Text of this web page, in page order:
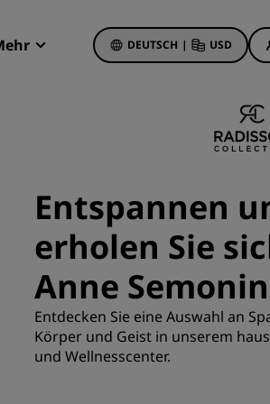
DEUTSCH | USD
Hotelangebote
Bonus für die erste
Deals of the Day
Im Voraus buchen
Unsere Angebote
Reisevorschläge
Entspannen
erholen Sie
Anne
Entdecken Sie eine Auswahl an
Körper und Geist in unserem
und Wellnesscenter.